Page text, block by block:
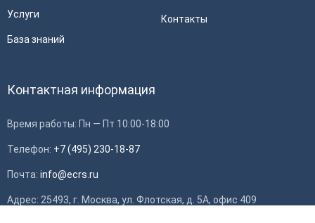
Услуги
База знаний
Контакты
Контактная информация
Время работы: Пн — Пт 10:00-18:00
Телефон: +7 (495) 230-18-87
Почта: info@ecrs.ru
Адрес: 25493, г. Москва, ул. Флотская, д. 5А, офис 409